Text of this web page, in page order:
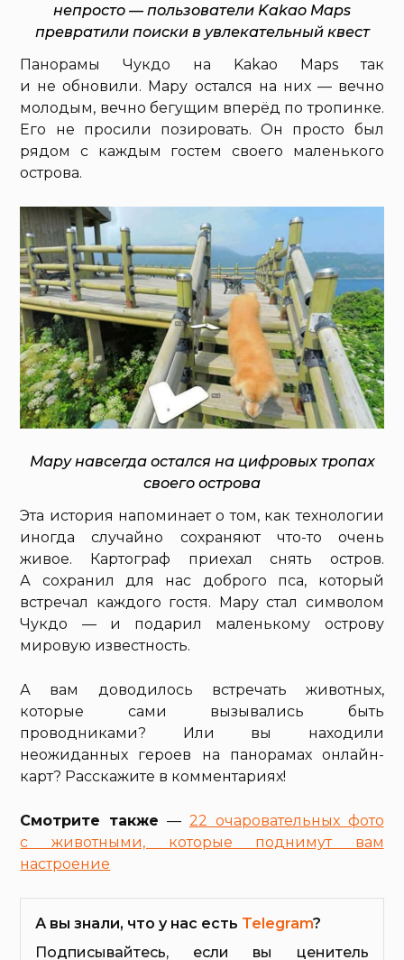
непросто — пользователи Kakao Maps
превратили поиски в увлекательный квест
Панорамы Чукдо на Kakao Maps так
и не обновили. Мару остался на них — вечно
молодым, вечно бегущим вперёд по тропинке.
Его не просили позировать. Он просто был
рядом с каждым гостем своего маленького
острова.
Мару навсегда остался на цифровых тропах
своего острова
Эта история напоминает о том, как технологии
иногда случайно сохраняют что-то очень
живое. Картограф приехал снять остров.
А сохранил для нас доброго пса, который
встречал каждого гостя. Мару стал символом
Чукдо — и подарил маленькому острову
мировую известность.
А вам доводилось встречать животных,
которые сами вызывались быть
проводниками? Или вы находили
неожиданных героев на панорамах онлайн-
карт? Расскажите в комментариях!
Смотрите также — 22 очаровательных фото
с животными, которые поднимут вам
настроение
А вы знали, что у нас есть Telegram?
Подписывайтесь, если вы ценитель